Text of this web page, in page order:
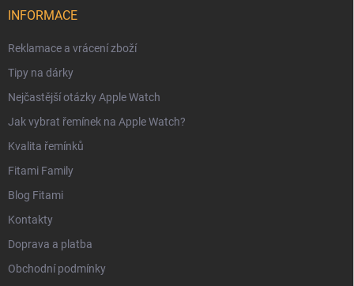
INFORMACE
Reklamace a vrácení zboží
Tipy na dárky
Nejčastější otázky Apple Watch
Jak vybrat řemínek na Apple Watch?
Kvalita řemínků
Fitami Family
Blog Fitami
Kontakty
Doprava a platba
Obchodní podmínky